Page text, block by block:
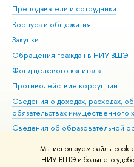
Мы используем файлы
НИУ ВШЭ и большего
Преподаватели и сотрудники
Корпуса и общежития
Закупки
Обращения граждан в НИУ ВШЭ
Фонд целевого капитала
Противодействие коррупции
Сведения о доходах, расходах,
обязательствах имущественного
Сведения об образовательной
Людям с ограниченными
Единая платежная страница